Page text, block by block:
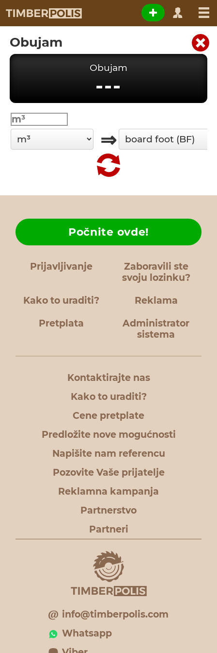
Obujam
Obujam
---
⇒
Prijavljivanje
Zaboravili ste
svoju lozinku?
Kako to uraditi?
Počnite ovde!
Reklama
Pretplata
Administrator
sistema
Kontaktirajte nas
Kako to uraditi?
Cene pretplate
Predložite nove mogućnosti
Napišite nam referencu
Pozovite Vaše prijatelje
Reklamna kampanja
Partnerstvo
Partneri
info@timberpolis.com
Whatsapp